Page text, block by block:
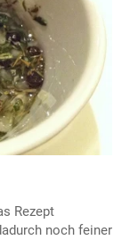
Rezept
noch feiner